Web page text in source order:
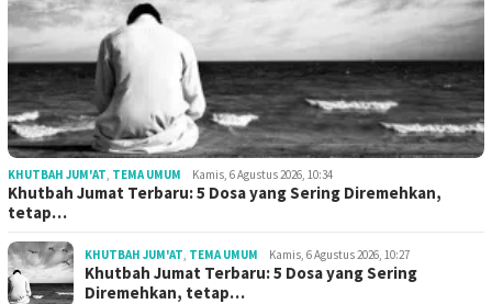
KHUTBAH JUM'AT TEMA UMUM Kamis, 6 Agustus 2026, 10:34
Khutbah Jumat Terbaru: 5 Dosa yang Sering Diremehkan,
tetap…
KHUTBAH JUM'AT TEMA UMUM Kamis, 6 Agustus 2026, 10:27
Khutbah Jumat Terbaru: 5 Dosa yang Sering
Diremehkan, tetap…